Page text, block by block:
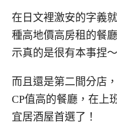
在日文裡激安的字義
種高地價高房租的餐
示真的是很有本事捏～
而且還是第二間分店
CP值高的餐廳，在上
宜居酒屋首選了！